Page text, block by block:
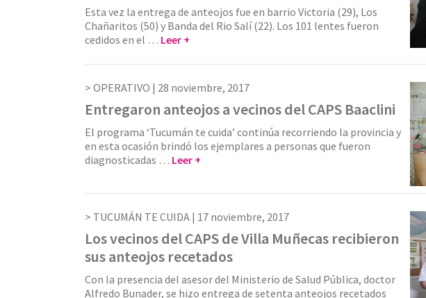
Esta vez la entrega de anteojos fue en barrio Victoria (29), Los
Chañaritos (50) y Banda del Rio Salí (22). Los 101 lentes fueron
cedidos en el … Leer +
OPERATIVO | 28 noviembre, 2017
Entregaron anteojos a vecinos del CAPS Baaclini
El programa ‘Tucumán te cuida’ continúa recorriendo la provincia y
en esta ocasión brindó los ejemplares a personas que fueron
diagnosticadas … Leer +
TUCUMÁN TE CUIDA | 17 noviembre, 2017
Los vecinos del CAPS de Villa Muñecas recibieron
sus anteojos recetados
Con la presencia del asesor del Ministerio de Salud Pública, doctor
Alfredo Bunader, se hizo entrega de setenta anteojos recetados